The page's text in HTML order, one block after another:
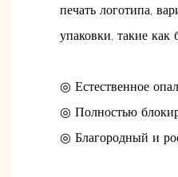
печать логотипа,
упаковки, такие как
◎ Естественное
◎ Полностью
◎ Благородный и